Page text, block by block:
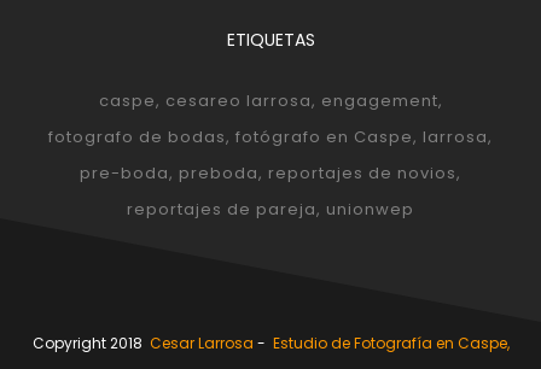
ETIQUETAS
caspe cesareo larrosa engagement
fotografo de bodas fotógrafo en Caspe larrosa
pre-boda preboda reportajes de novios
reportajes de pareja unionwep
Copyright 2018 Cesar Larrosa - Estudio de Fotografía en Caspe,